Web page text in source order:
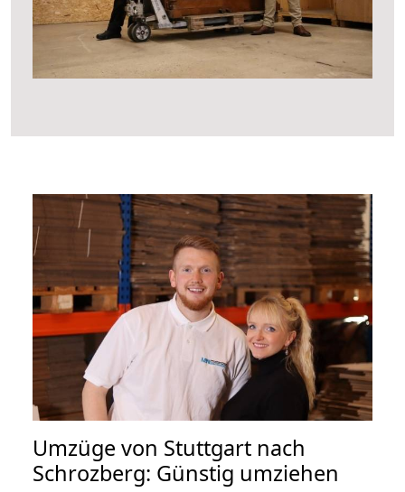
Umzüge von Stuttgart nach
Schrozberg: Günstig umziehen